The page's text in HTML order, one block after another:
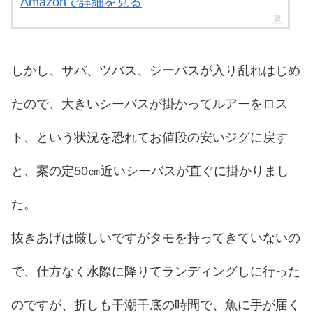
しかし、サバ、ツバス、シーバスが入り乱れはじめ
たので、大きいシーバスが掛かってルアーをロス
ト、という状況を恐れてお値段の安いジグに戻す
と、案の定50㎝近いシーバスが直ぐに掛かりまし
た。
抜きあげは厳しいですがタモを持ってきていないの
で、仕方なく水際に降りてランディングしに行った
のですが、折しも干潮干底の時間で、魚に手が届く